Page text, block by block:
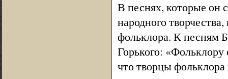
В песнях, которые он
народного
фольклора. К песням
Горького:
что творцы